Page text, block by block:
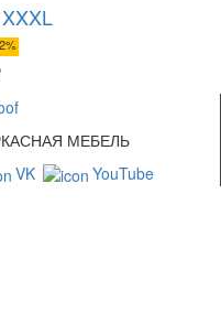
МЕБЕЛЬ
VK YouTube